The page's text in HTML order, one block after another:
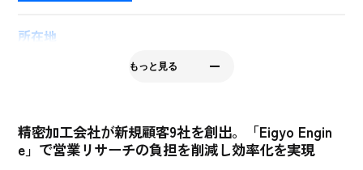
精密加工会社が新規顧客9社を創出。「Eigyo Engin
e」で営業リサーチの負担を削減し効率化を実現
所在地
大阪府摂津市鳥飼本町5-2-16
https://s-skk.com/
もっと見る